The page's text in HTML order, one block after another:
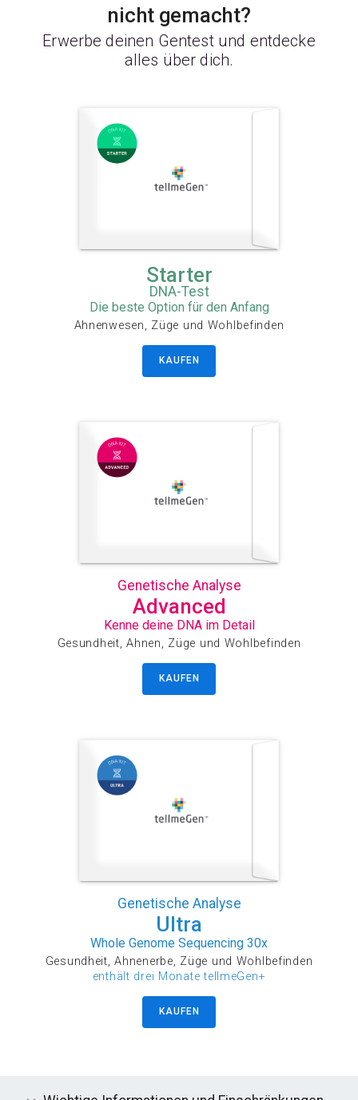
nicht gemacht?
Erwerbe deinen Gentest und entdecke
alles über dich.
Starter
DNA-Test
Die beste Option für den Anfang
Ahnenwesen, Züge und Wohlbefinden
KAUFEN
Genetische Analyse
Advanced
Kenne deine DNA im Detail
Gesundheit, Ahnen, Züge und Wohlbefinden
KAUFEN
Genetische Analyse
Ultra
Whole Genome Sequencing 30x
Gesundheit, Ahnenerbe, Züge und Wohlbefinden
enthält drei Monate tellmeGen+
KAUFEN